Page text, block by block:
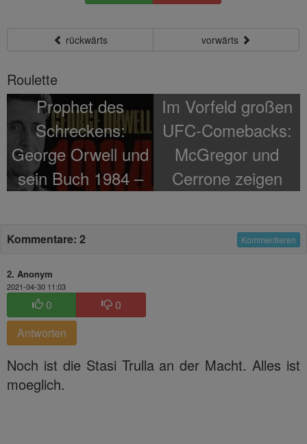
rückwärts vorwärts
Roulette
Prophet des
Schreckens:
George Orwell und
sein Buch 1984 –
Im Vorfeld großen
UFC-Comebacks:
McGregor und
Cerrone zeigen
– Videos
Kommentare: 2 Kommentieren
2. Anonym
2021-04-30 11:03
0
0
Antworten
Noch ist die Stasi Trulla an der Macht. Alles ist
moeglich.